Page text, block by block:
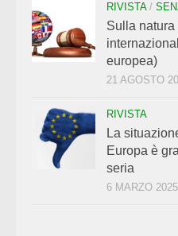
RIVISTA/
Sulla
europea)
21 AGOSTO
RIVISTA
La
Europa è
seria
6 MARZO 2025